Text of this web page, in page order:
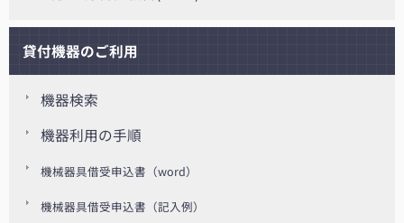
貸付機器のご利用
機器検索
機器利用の手順
機械器具借受申込書（word）
機械器具借受申込書（記入例）